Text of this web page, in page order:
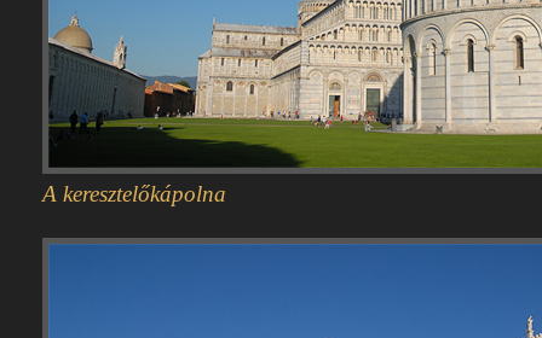
A keresztelőkápolna